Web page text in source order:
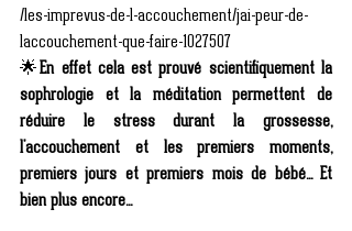
/les-imprevus-de-l-accouchement/jai-peur-de-
laccouchement-que-faire-1027507
🌟En effet cela est prouvé scientifiquement la
sophrologie et la méditation permettent de
réduire le stress durant la grossesse,
l'accouchement et les premiers moments,
premiers jours et premiers mois de bébé... Et
bien plus encore...